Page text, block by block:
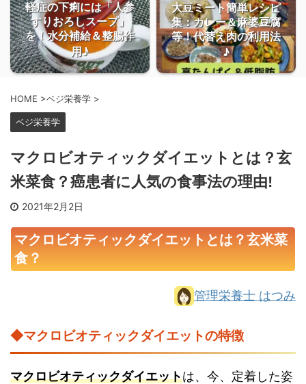
軽症の下痢には「人参
すりおろしスープ」
を！水分補給＆整腸作
用♪
大豆ミート簡単レシピ
集：カレー＆麻婆豆腐
等！代替え肉の利用法
♪
HOME >ベジ栄養学 >
ベジ栄養学
マクロビオティックダイエットとは？玄
米菜食？癌患者に人気の食事法の理由!
2021年2月2日
マクロビオティックダイエットとは？玄米菜
食？
管理栄養士 はつみ
◆マクロビオティックダイエットの特徴
マクロビオティックダイエットは、今、定着した姿